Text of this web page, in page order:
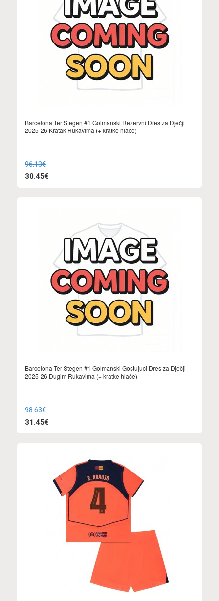
Barcelona Ter Stegen #1 Golmanski Rezervni Dres za Dječji
2025-26 Kratak Rukavima (+ kratke hlače)
96.13€
30.45€
Barcelona Ter Stegen #1 Golmanski Gostujuci Dres za Dječji
2025-26 Dugim Rukavima (+ kratke hlače)
98.63€
31.45€